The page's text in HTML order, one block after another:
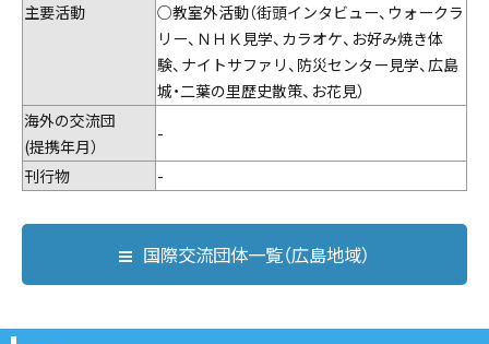
主要活動
○教室外活動（街頭インタビュー、ウォークラ
リー、ＮＨＫ見学、カラオケ、お好み焼き体
験、ナイトサファリ、防災センター見学、広島
城・二葉の里歴史散策、お花見）
海外の交流団
(提携年月）
-
刊行物
-
国際交流団体一覧（広島地域）